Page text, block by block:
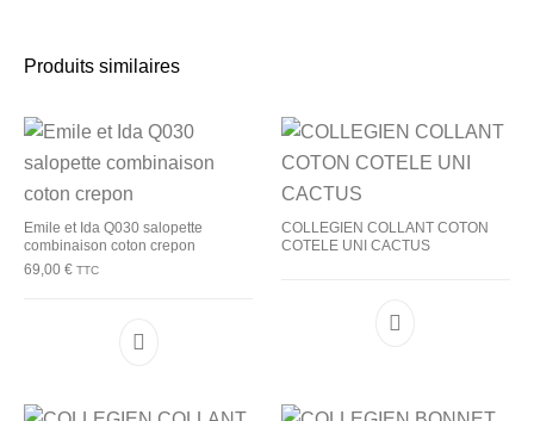
Produits similaires
Emile et Ida Q030 salopette
combinaison coton crepon
69,00€ TTC
Ce produit a plusieurs variations. Les options
COLLEGIEN COLLANT COTON
COTELE UNI CACTUS